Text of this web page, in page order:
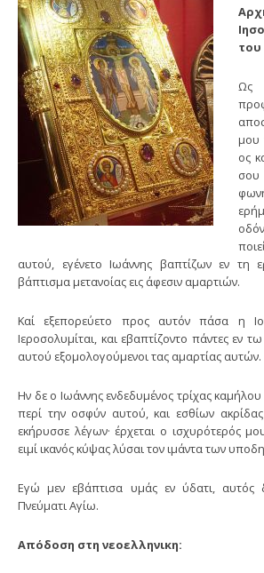
Ως
μου
ος
αυτού, εγένετο Ιωάννης βαπτίζων εν τη
βάπτισμα μετανοίας εις άφεσιν αμαρτιών.
Καί εξεπορεύετο προς αυτόν πάσα η
Ιεροσολυμίται, και εβαπτίζοντο πάντες εν
αυτού εξομολογούμενοι τας αμαρτίας αυτών.
Ην δε ο Ιωάννης ενδεδυμένος τρίχας
περί την οσφύν αυτού, και εσθίων ακρίδας
εκήρυσσε λέγων· έρχεται ο ισχυρότερός
ειμί ικανός κύψας λύσαι τον ιμάντα των
Εγώ μεν εβάπτισα υμάς εν ύδατι, αυτός
Πνεύματι Αγίω.
Απόδοση στη νεοελληνικη: